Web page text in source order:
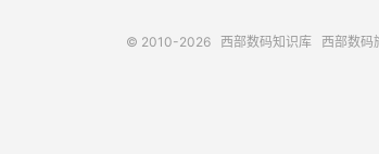
© 2010-2026 西部数码知识库 西部数码